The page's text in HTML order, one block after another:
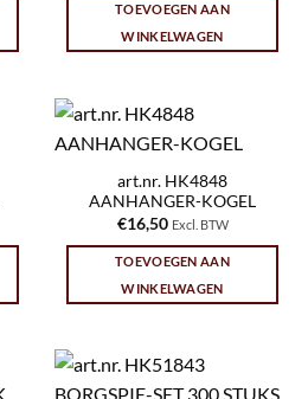
TOEVOEGEN AAN
WINKELWAGEN
art.nr. HK4848
AANHANGER-KOGEL
€16,50 Excl. BTW
TOEVOEGEN AAN
WINKELWAGEN